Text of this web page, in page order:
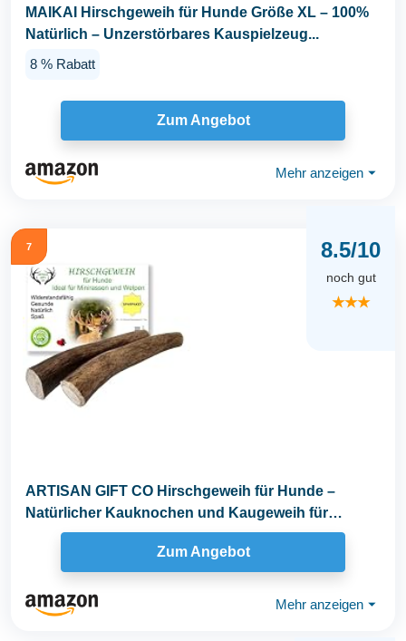
MAIKAI Hirschgeweih für Hunde Größe XL – 100%
Natürlich – Unzerstörbares Kauspielzeug...
8 % Rabatt
Zum Angebot
Mehr anzeigen ⏷
7 8.5/10
noch gut
★★★
ARTISAN GIFT CO Hirschgeweih für Hunde –
Natürlicher Kauknochen und Kaugeweih für
Welpen und...
Zum Angebot
Mehr anzeigen ⏷